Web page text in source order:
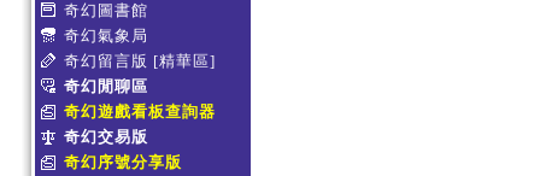
奇幻圖書館
奇幻氣象局
奇幻留言版 [精華區]
奇幻閒聊區
奇幻遊戲看板查詢器
奇幻交易版
奇幻序號分享版